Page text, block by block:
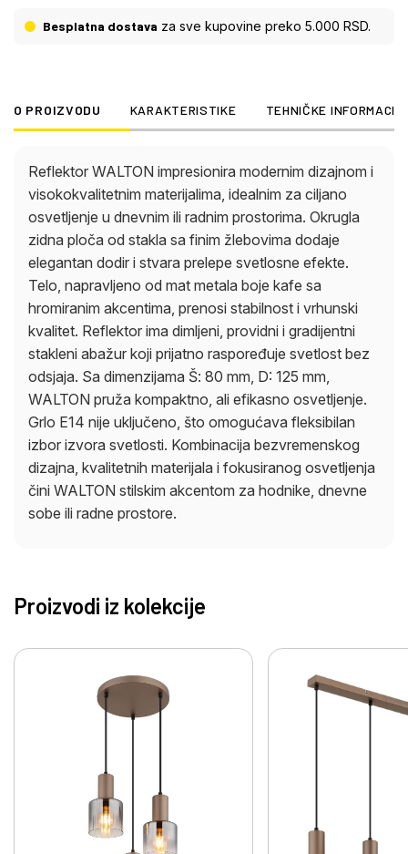
Grlo E14 nije uključeno, što omogućava fleksibilan
hodnike, dnevne sobe ili radne prostore.
Besplatna dostava za sve kupovine preko 5.000 RSD.
O PROIZVODU KARAKTERISTIKE TEHNIČKE
Reflektor WALTON impresionira modernim dizajnom i
visokokvalitetnim materijalima, idealnim za ciljano
osvetljenje u dnevnim ili radnim prostorima. Okrugla
zidna ploča od stakla sa finim žlebovima dodaje
elegantan dodir i stvara prelepe svetlosne efekte.
Telo, napravljeno od mat metala boje kafe sa
hromiranim akcentima, prenosi stabilnost i vrhunski
kvalitet. Reflektor ima dimljeni, providni i gradijentni
stakleni abažur koji prijatno raspoređuje svetlost bez
odsjaja. Sa dimenzijama Š: 80 mm, D: 125 mm,
WALTON pruža kompaktno, ali efikasno osvetljenje.
Grlo E14 nije uključeno, što omogućava fleksibilan
izbor izvora svetlosti. Kombinacija bezvremenskog
dizajna, kvalitetnih materijala i fokusiranog osvetljenja
čini WALTON stilskim akcentom za hodnike, dnevne
sobe ili radne prostore.
Proizvodi iz kolekcije